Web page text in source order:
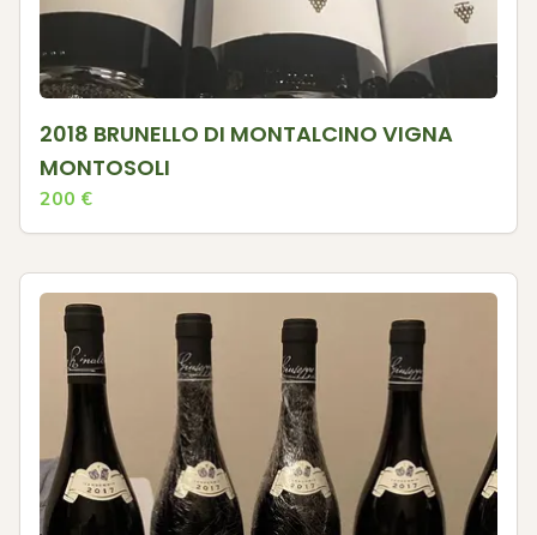
2018 BRUNELLO DI MONTALCINO VIGNA
MONTOSOLI
200 €